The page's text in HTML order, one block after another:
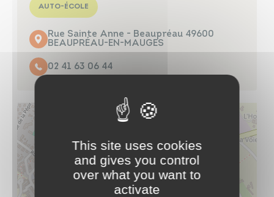
AUTO-ÉCOLE
Rue Sainte Anne - Beaupréau 49600
BEAUPRÉAU-EN-MAUGES
02 41 63 06 44
This site uses cookies
and gives you control
over what you want to
activate